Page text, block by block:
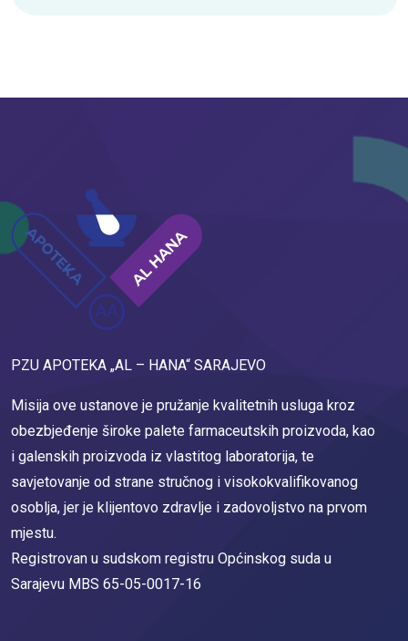
PZU APOTEKA „AL – HANA“ SARAJEVO
Misija ove ustanove je pružanje kvalitetnih usluga kroz
obezbjeđenje široke palete farmaceutskih proizvoda, kao
i galenskih proizvoda iz vlastitog laboratorija, te
savjetovanje od strane stručnog i visokokvalifikovanog
osoblja, jer je klijentovo zdravlje i zadovoljstvo na prvom
mjestu.
Registrovan u sudskom registru Općinskog suda u
Sarajevu MBS 65-05-0017-16